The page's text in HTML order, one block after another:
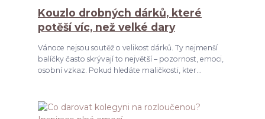
Kouzlo drobných dárků, které
potěší víc, než velké dary
Vánoce nejsou soutěž o velikost dárků. Ty nejmenší
balíčky často skrývají to největší – pozornost, emoci,
osobní vzkaz. Pokud hledáte maličkosti, kter...